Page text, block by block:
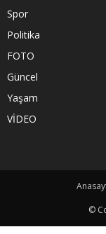
Spor
Politika
FOTO
Güncel
Yaşam
VİDEO
©